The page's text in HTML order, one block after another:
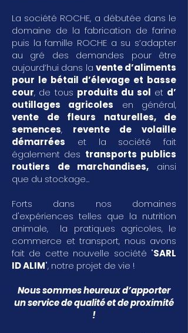
La société ROCHE, a débutée dans le
domaine de la fabrication de farine
puis la famille ROCHE a su s’adapter
au gré des demandes pour être
aujourd’hui dans la vente d’aliments
pour le bétail d’élevage et basse
cour, de tous produits du sol et d’
outillages agricoles en général,
vente de fleurs naturelles, de
semences, revente de volaille
démarrées et la société fait
également des transports publics
routiers de marchandises, ainsi
que du stockage...
Forts dans nos domaines
d'expériences telles que la nutrition
animale, la pratiques agricoles, le
commerce et transport, nous avons
fait de cette nouvelle société "SARL
ID ALIM", notre projet de vie !
Nous sommes heureux d’apporter
un service de qualité et de proximité
!